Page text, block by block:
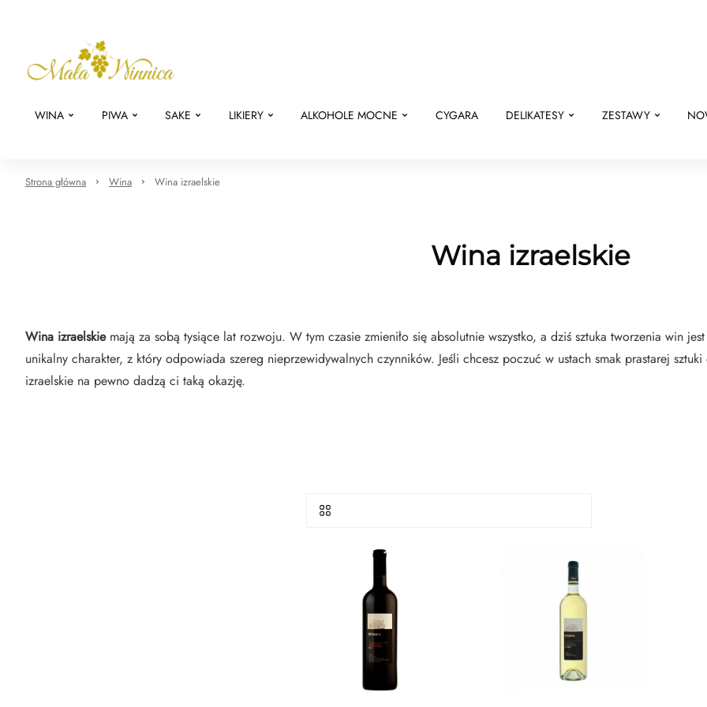
WINA PIWA SAKE LIKIERY ALKOHOLE MOCNE CYGARA DELIKATESY ZESTAWY
Strona główna Wina Wina izraelskie
Wina izraelskie
Wina izraelskiemają za sobą tysiące lat rozwoju. W tym czasie zmieniło się absolutnie wszystko, a dziś sztuka tworzenia win
unikalny charakter, z który odpowiada szereg nieprzewidywalnych czynników. Jeśli chcesz poczuć w ustach smak prastarej
izraelskie na pewno dadzą ci taką okazję.